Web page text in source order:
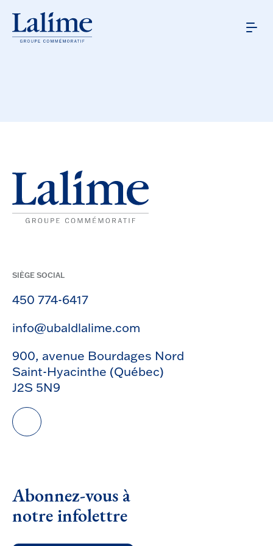
SIÈGE SOCIAL
450 774-6417
info@ubaldlalime.com
900, avenue Bourdages Nord
Saint-Hyacinthe (Québec)
J2S 5N9
Abonnez-vous à
notre infolettre